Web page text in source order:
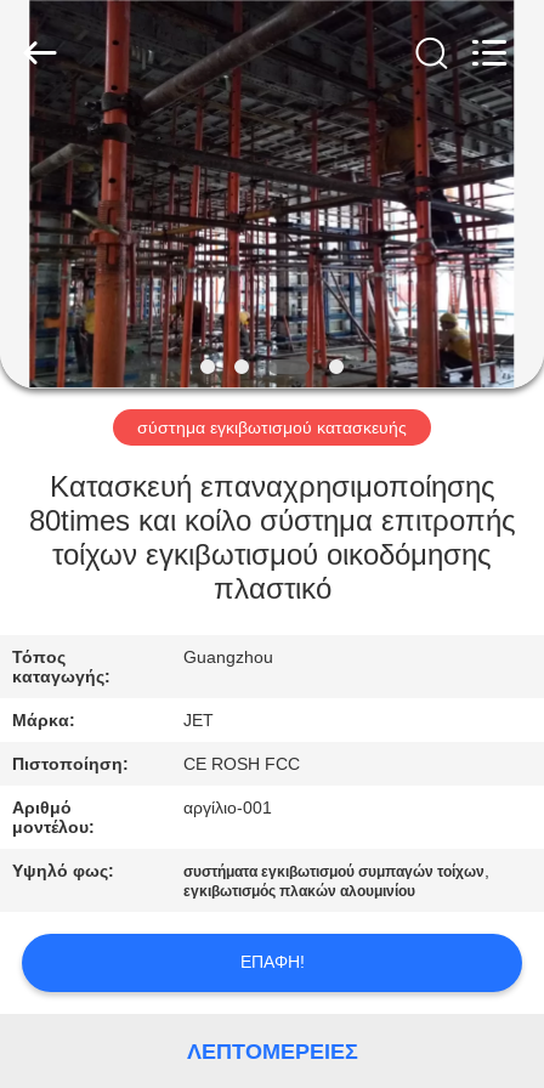
ΑΡΧΙΚΉ
ΣΕΛΊΔΑ
ΠΡΟΪΌΝΤΑ
ΣΧΕΤΙΚΆ
ΜΕ
ΕΜΆΣ
ΕΡΓΟΣΤΆΣΙΟ
ΠΕΡΙΉΓΗΣΗ
ΕΠΙΚΟΙΝΩΝΉΣΤΕ
ΜΑΖΊ
ΜΑΣ
ΖΗΤΉΣΤΕ
ΑΠΌΣΠΑΣΜΑ
Scaffold
Formwork
System
Rights
σύστημα εγκιβωτισμού κατασκευής
Κατασκευή επαναχρησιμοποίησης
80times και κοίλο σύστημα επιτροπής
τοίχων εγκιβωτισμού οικοδόμησης
πλαστικό
Τόπος
καταγωγής:
Guangzhou
Μάρκα: JET
Πιστοποίηση: CE ROSH FCC
Αριθμό
μοντέλου:
αργίλιο-001
Υψηλό φως: συστήματα εγκιβωτισμού συμπαγών τοίχων,
εγκιβωτισμός πλακών αλουμινίου
ΕΠΑΦΉ!
ΛΕΠΤΟΜΈΡΕΙΕΣ